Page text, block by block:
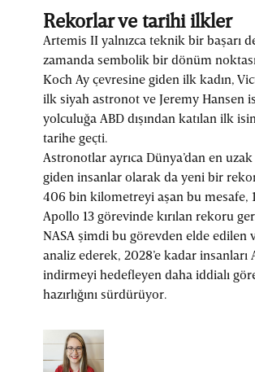
Rekorlar ve tarihi ilkler
Artemis II yalnızca teknik bir başarı
zamanda sembolik bir dönüm
Koch Ay çevresine giden ilk kadın,
ilk siyah astronot ve Jeremy Hansen
yolculuğa ABD dışından katılan ilk
tarihe geçti.
Astronotlar ayrıca Dünya’dan en
giden insanlar olarak da yeni bir
406 bin kilometreyi aşan bu mesafe,
Apollo 13 görevinde kırılan rekoru
NASA şimdi bu görevden elde edilen
analiz ederek, 2028’e kadar insanları
indirmeyi hedefleyen daha iddialı
hazırlığını sürdürüyor.